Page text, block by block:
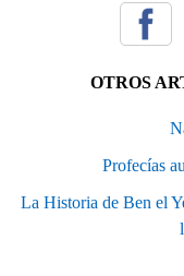
OTROS
Profecías
La Historia de Ben el